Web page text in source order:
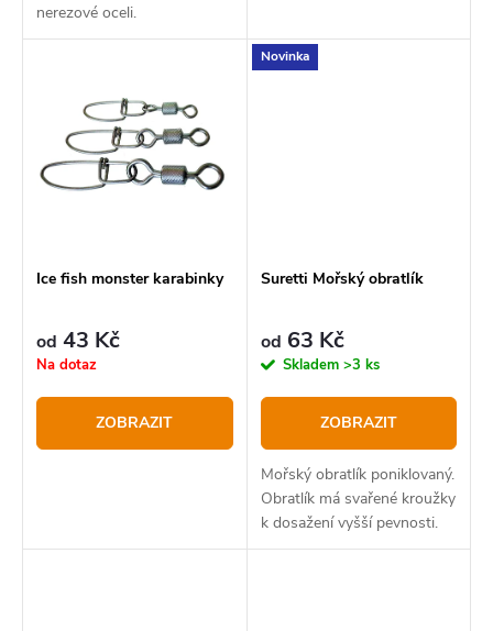
nerezové oceli.
Ice fish monster karabinky
od 43 Kč
Na dotaz
ZOBRAZIT
Novinka
Suretti Mořský obratlík
od 63 Kč
Skladem >3 ks
ZOBRAZIT
Mořský obratlík poniklovaný.
Obratlík má svařené kroužky
k dosažení vyšší pevnosti.